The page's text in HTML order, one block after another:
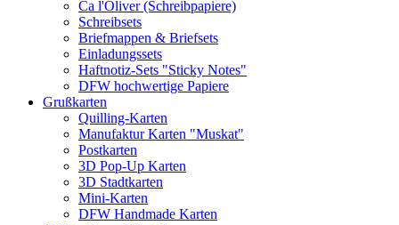
Ca l'Oliver (Schreibpapiere)
Schreibsets
Briefmappen & Briefsets
Einladungssets
Haftnotiz-Sets "Sticky Notes"
DFW hochwertige Papiere
Grußkarten
Quilling-Karten
Manufaktur Karten "Muskat"
Postkarten
3D Pop-Up Karten
3D Stadtkarten
Mini-Karten
DFW Handmade Karten